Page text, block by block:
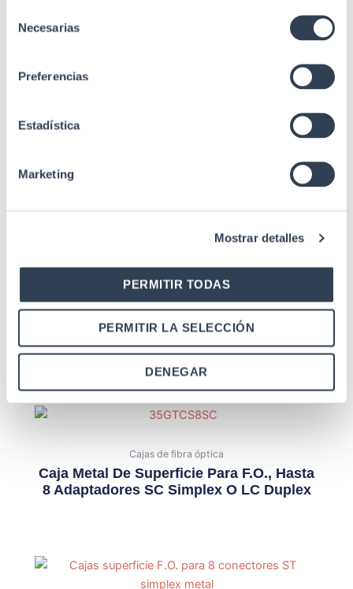
Necesarias
Preferencias
Estadística
Marketing
Mostrar detalles
PERMITIR TODAS
PERMITIR LA SELECCIÓN
DENEGAR
Productos relacionados
Cajas de fibra óptica
Caja Metal De Superficie Para F.O., Hasta
8 Adaptadores SC Simplex O LC Duplex